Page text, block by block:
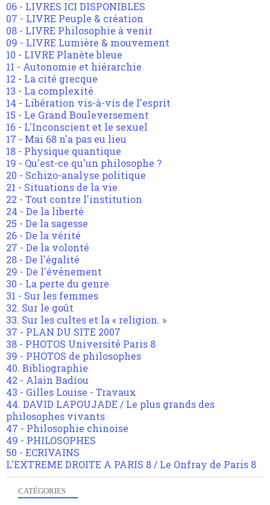
06 - LIVRES ICI DISPONIBLES
07 - LIVRE Peuple & création
08 - LIVRE Philosophie à venir
09 - LIVRE Lumière & mouvement
10 - LIVRE Planète bleue
11 - Autonomie et hiérarchie
12 - La cité grecque
13 - La complexité
14 - Libération vis-à-vis de l'esprit
15 - Le Grand Bouleversement
16 - L'Inconscient et le sexuel
17 - Mai 68 n'a pas eu lieu
18 - Physique quantique
19 - Qu'est-ce qu'un philosophe ?
20 - Schizo-analyse politique
21 - Situations de la vie
22 - Tout contre l'institution
24 - De la liberté
25 - De la sagesse
26 - De la vérité
27 - De la volonté
28 - De l'égalité
29 - De l'événement
30 - La perte du genre
31 - Sur les femmes
32. Sur le goût
33. Sur les cultes et la « religion. »
37 - PLAN DU SITE 2007
38 - PHOTOS Université Paris 8
39 - PHOTOS de philosophes
40. Bibliographie
42 - Alain Badiou
43 - Gilles Louise - Travaux
44. DAVID LAPOUJADE / Le plus grands des
philosophes vivants
47 - Philosophie chinoise
49 - PHILOSOPHES
50 - ECRIVAINS
L'EXTREME DROITE A PARIS 8 / Le Onfray de Paris 8
CATÉGORIES